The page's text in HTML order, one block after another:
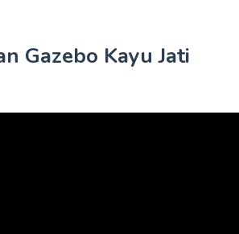
Gazebo Kayu Jati